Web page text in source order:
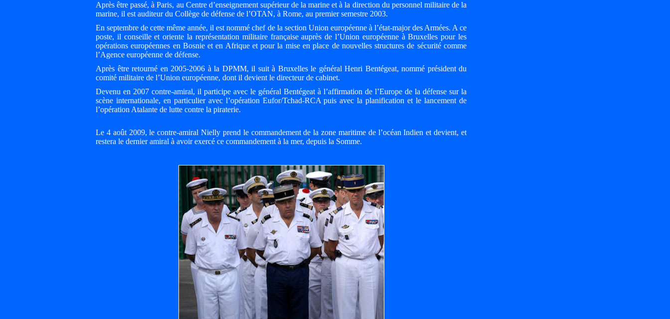
Après être passé, à Paris, au Centre d’enseignement supérieur de la marine et à la direction du personnel militaire de la
marine, il est auditeur du Collège de défense de l’OTAN, à Rome, au premier semestre 2003.
En septembre de cette même année, il est nommé chef de la section Union européenne à l’état-major des Armées. A ce
poste, il conseille et oriente la représentation militaire française auprès de l’Union européenne à Bruxelles pour les
opérations européennes en Bosnie et en Afrique et pour la mise en place de nouvelles structures de sécurité comme
l’Agence européenne de défense.
Après être retourné en 2005-2006 à la DPMM, il suit à Bruxelles le général Henri Bentégeat, nommé président du
comité militaire de l’Union européenne, dont il devient le directeur de cabinet.
Devenu en 2007 contre-amiral, il participe avec le général Bentégeat à l’affirmation de l’Europe de la défense sur la
scène internationale, en particulier avec l’opération Eufor/Tchad-RCA puis avec la planification et le lancement de
l’opération Atalante de lutte contre la piraterie.
Le 4 août 2009, le contre-amiral Nielly prend le commandement de la zone maritime de l’océan Indien et devient, et
restera le dernier amiral à avoir exercé ce commandement à la mer, depuis la Somme.